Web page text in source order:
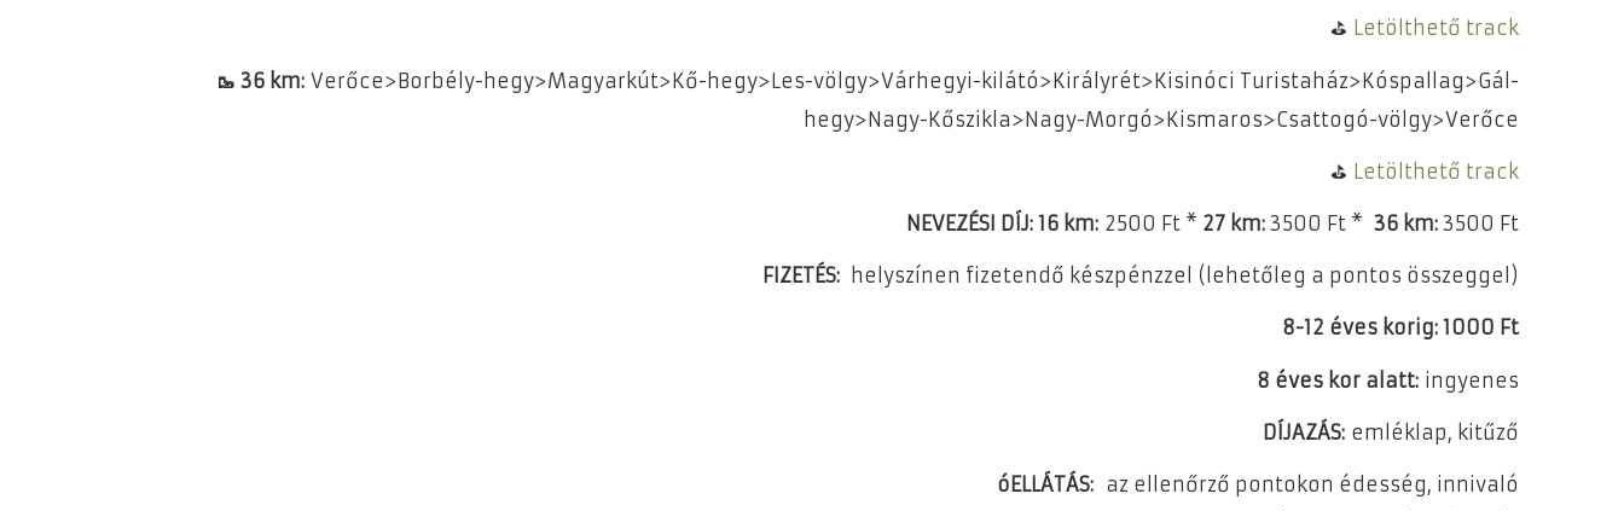
​⛳ Letölthető track
🥾 36 km: Verőce>Borbély-hegy>Magyarkút>Kő-hegy>Les-völgy>Várhegyi-kilátó>Királyrét>Kisinóci Turistaház>Kóspallag>Gál-
hegy>Nagy-Kőszikla>Nagy-Morgó>Kismaros>Csattogó-völgy>Verőce​
​⛳ Letölthető track
NEVEZÉSI DÍJ: 16 km: 2500 Ft * 27 km: 3500 Ft * 36 km: 3500 Ft
FIZETÉS: helyszínen fizetendő készpénzzel (lehetőleg a pontos összeggel)
8-12 éves korig: 1000 Ft
8 éves kor alatt: ingyenes
DÍJAZÁS: emléklap, kitűző
óELLÁTÁS: az ellenőrző pontokon édesség, innivaló